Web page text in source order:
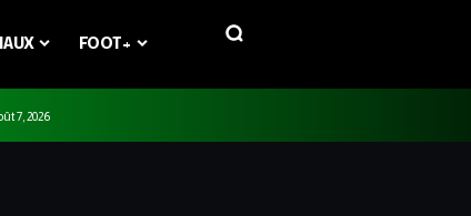
FOOT+
7, 2026